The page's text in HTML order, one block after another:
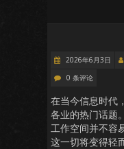
2026年6月3日
0 条评论
在当今信息时代
各业的热门话题
工作空间并不容
这一切将变得轻